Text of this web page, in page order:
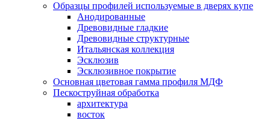
Образцы профилей используемые в дверях купе
Анодированные
Древовидные гладкие
Древовидные структурные
Итальянская коллекция
Эсклюзив
Эсклюзивное покрытие
Основная цветовая гамма профиля МДФ
Пескоструйная обработка
архитектура
восток